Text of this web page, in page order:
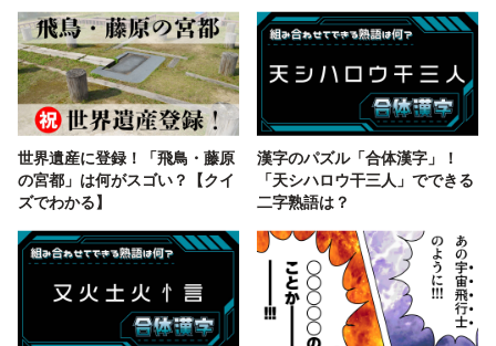
世界遺産に登録！「飛鳥・藤原
の宮都」は何がスゴい？【クイ
ズでわかる】
漢字のパズル「合体漢字」！
「天シハロウ干三人」でできる
二字熟語は？